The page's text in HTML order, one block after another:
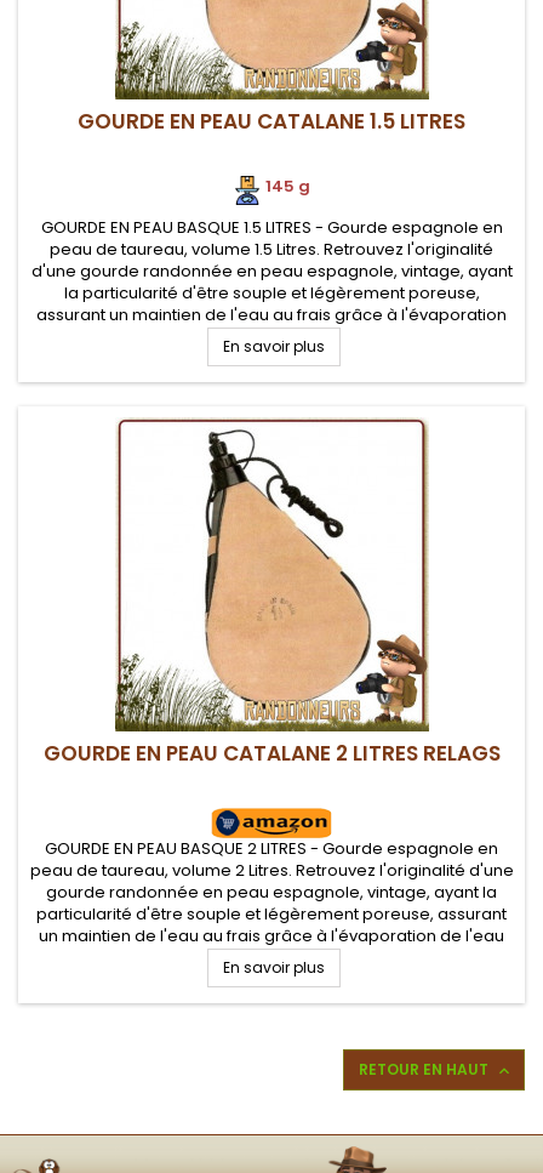
GOURDE EN PEAU CATALANE 1.5 LITRES
145 g
GOURDE EN PEAU BASQUE 1.5 LITRES - Gourde espagnole en
peau de taureau, volume 1.5 Litres. Retrouvez l'originalité
d'une gourde randonnée en peau espagnole, vintage, ayant
la particularité d'être souple et légèrement poreuse,
assurant un maintien de l'eau au frais grâce à l'évaporation
de l'eau de surface
En savoir plus
GOURDE EN PEAU CATALANE 2 LITRES RELAGS
GOURDE EN PEAU BASQUE 2 LITRES - Gourde espagnole en
peau de taureau, volume 2 Litres. Retrouvez l'originalité d'une
gourde randonnée en peau espagnole, vintage, ayant la
particularité d'être souple et légèrement poreuse, assurant
un maintien de l'eau au frais grâce à l'évaporation de l'eau
de surface
En savoir plus
RETOUR EN HAUT 